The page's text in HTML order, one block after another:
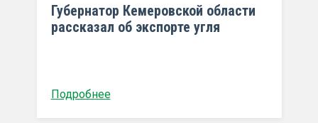
Губернатор Кемеровской области
рассказал об экспорте угля
Подробнее